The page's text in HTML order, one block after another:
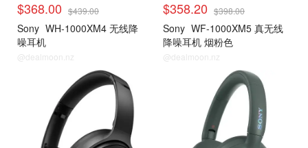
$368.00 $439.00
Sony WH-1000XM4 无线降
噪耳机
@dealmoon.nz
$358.20 $398.00
Sony WF-1000XM5 真无线
降噪耳机 烟粉色
@dealmoon.nz